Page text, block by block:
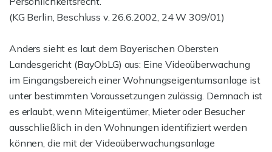
(KG Berlin, Beschluss v. 26.6.2002, 24 W 309/01)
Anders sieht es laut dem Bayerischen Obersten
Landesgericht (BayObLG) aus: Eine Videoüberwachung
im Eingangsbereich einer Wohnungseigentumsanlage ist
unter bestimmten Voraussetzungen zulässig. Demnach ist
es erlaubt, wenn Miteigentümer, Mieter oder Besucher
ausschließlich in den Wohnungen identifiziert werden
können, die mit der Videoüberwachungsanlage